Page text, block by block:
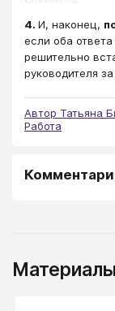
4. И, наконец,
если оба
решительно
руководителя
Автор Татьяна
Работа